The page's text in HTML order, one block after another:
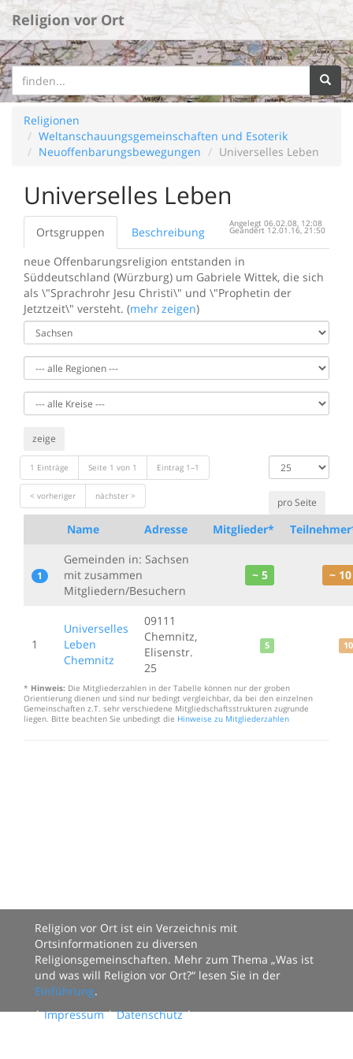
Religion vor Ort
Religionen
Weltanschauungsgemeinschaften und Esoterik
Neuoffenbarungsbewegungen
Universelles Leben
Universelles Leben
Angelegt 06.02.08, 12:08
Geändert 12.01.16, 21:50
Ortsgruppen
Beschreibung
neue Offenbarungsreligion entstanden in
Süddeutschland (Würzburg) um Gabriele Wittek, die sich
als \"Sprachrohr Jesu Christi\" und \"Prophetin der
Jetztzeit\" versteht. (mehr zeigen)
zeige
Datensätze
anzeigen
1 Einträge Seite 1 von 1 Eintrag 1–1
< vorheriger nächster >
Name Adresse Mitglieder*
1
Gemeinden in: Sachsen
mit zusammen
Mitgliedern/Besuchern
~ 5 ~ 10
1
Universelles
Leben
Chemnitz
09111
Chemnitz,
Elisenstr.
25
5 10
* Hinweis: Die Mitgliederzahlen in der Tabelle können nur der groben
Orientierung dienen und sind nur bedingt vergleichbar, da bei den einzelnen
Gemeinschaften z.T. sehr verschiedene Mitgliedschaftsstrukturen zugrunde
liegen. Bitte beachten Sie unbedingt die Hinweise zu Mitgliederzahlen
Religion vor Ort ist ein Verzeichnis mit
Ortsinformationen zu diversen
Religionsgemeinschaften. Mehr zum Thema „Was ist
und was will Religion vor Ort?“ lesen Sie in der
Einführung.
|Impressum|Datenschutz|